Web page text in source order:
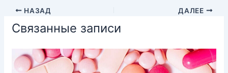
НАЗАД ДАЛЕЕ
Связанные записи